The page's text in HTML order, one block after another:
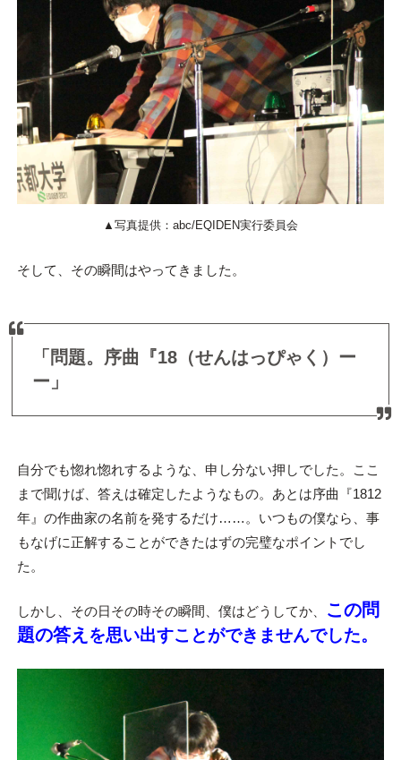
▲写真提供：abc/EQIDEN実行委員会
そして、その瞬間はやってきました。
「問題。序曲『18（せんはっぴゃく）ー
ー」
自分でも惚れ惚れするような、申し分ない押しでした。ここ
まで聞けば、答えは確定したようなもの。あとは序曲『1812
年』の作曲家の名前を発するだけ……。いつもの僕なら、事
もなげに正解することができたはずの完璧なポイントでし
た。
しかし、その日その時その瞬間、僕はどうしてか、
この問
題の答え を思い出すことができませんでした。